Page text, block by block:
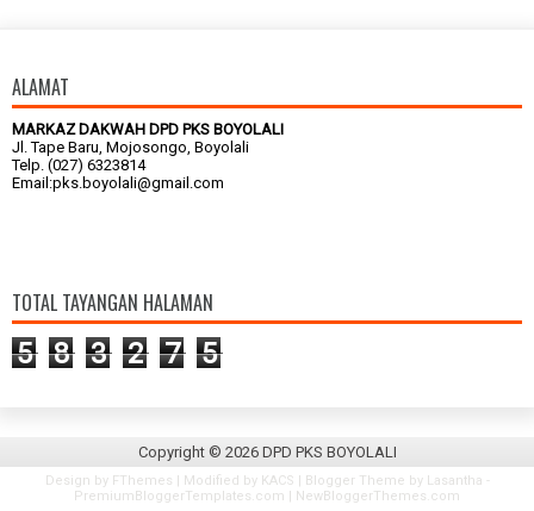
ALAMAT
MARKAZ DAKWAH DPD PKS BOYOLALI
Jl. Tape Baru, Mojosongo, Boyolali
Telp. (027) 6323814
Email:pks.boyolali@gmail.com
TOTAL TAYANGAN HALAMAN
5 8 3 2 7 5
Copyright © 2026 DPD PKS BOYOLALI
Design by FThemes | Modified by KACS | Blogger Theme by Lasantha -
PremiumBloggerTemplates.com | NewBloggerThemes.com